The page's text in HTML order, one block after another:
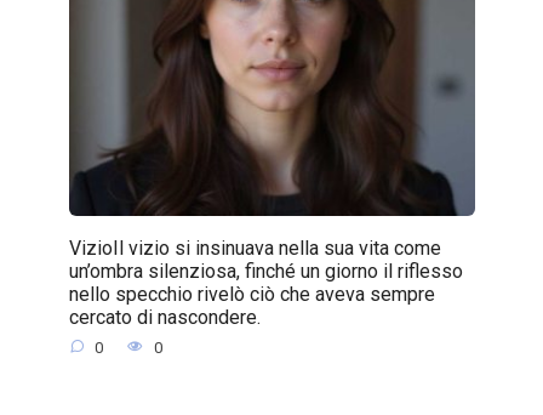
VizioIl vizio si insinuava nella sua vita come
un’ombra silenziosa, finché un giorno il riflesso
nello specchio rivelò ciò che aveva sempre
cercato di nascondere.
0 0